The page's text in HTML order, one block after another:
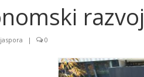
razvoj
| 0